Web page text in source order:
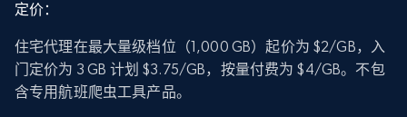
定价：
住宅代理在最大量级档位（1,000 GB）起价为 $2/GB，入
门定价为 3 GB 计划 $3.75/GB，按量付费为 $4/GB。不包
含专用航班爬虫工具产品。